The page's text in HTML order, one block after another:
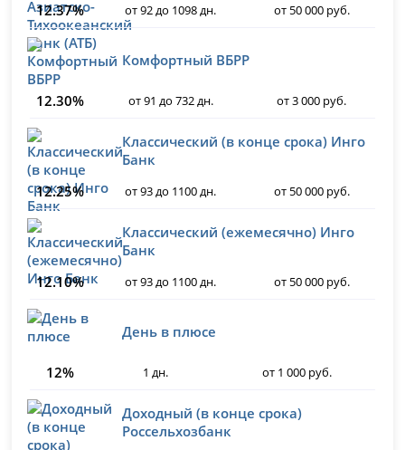
12.37%
от 92 до 1098 дн. от 50 000 руб.
Комфортный ВБРР
12.30% от 91 до 732 дн. от 3 000 руб.
Классический (в конце срока) Инго
Банк
12.25%
от 93 до 1100 дн. от 50 000 руб.
Классический (ежемесячно) Инго
Банк
12.10%
от 93 до 1100 дн. от 50 000 руб.
День в плюсе
12% 1 дн. от 1 000 руб.
Доходный (в конце срока)
Россельхозбанк